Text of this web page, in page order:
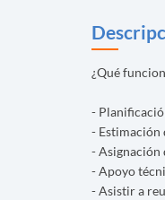
¿Qué
-
- Estimación
- Asignación
- Apoyo
- Asistir a